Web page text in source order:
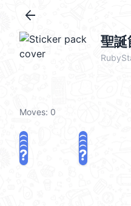
arrow_back
Moves: 0
? ?
? ?
? ?
? ?